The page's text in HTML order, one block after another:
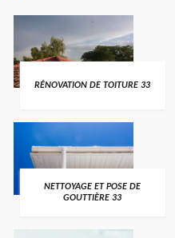
RÉNOVATION DE TOITURE 33
NETTOYAGE ET POSE DE
GOUTTIÈRE 33